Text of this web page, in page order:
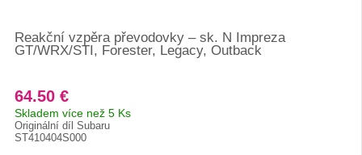
Reakční vzpěra převodovky – sk. N Impreza
GT/WRX/STI, Forester, Legacy, Outback
64.50 €
Skladem více než 5 Ks
Originální díl Subaru
ST410404S000